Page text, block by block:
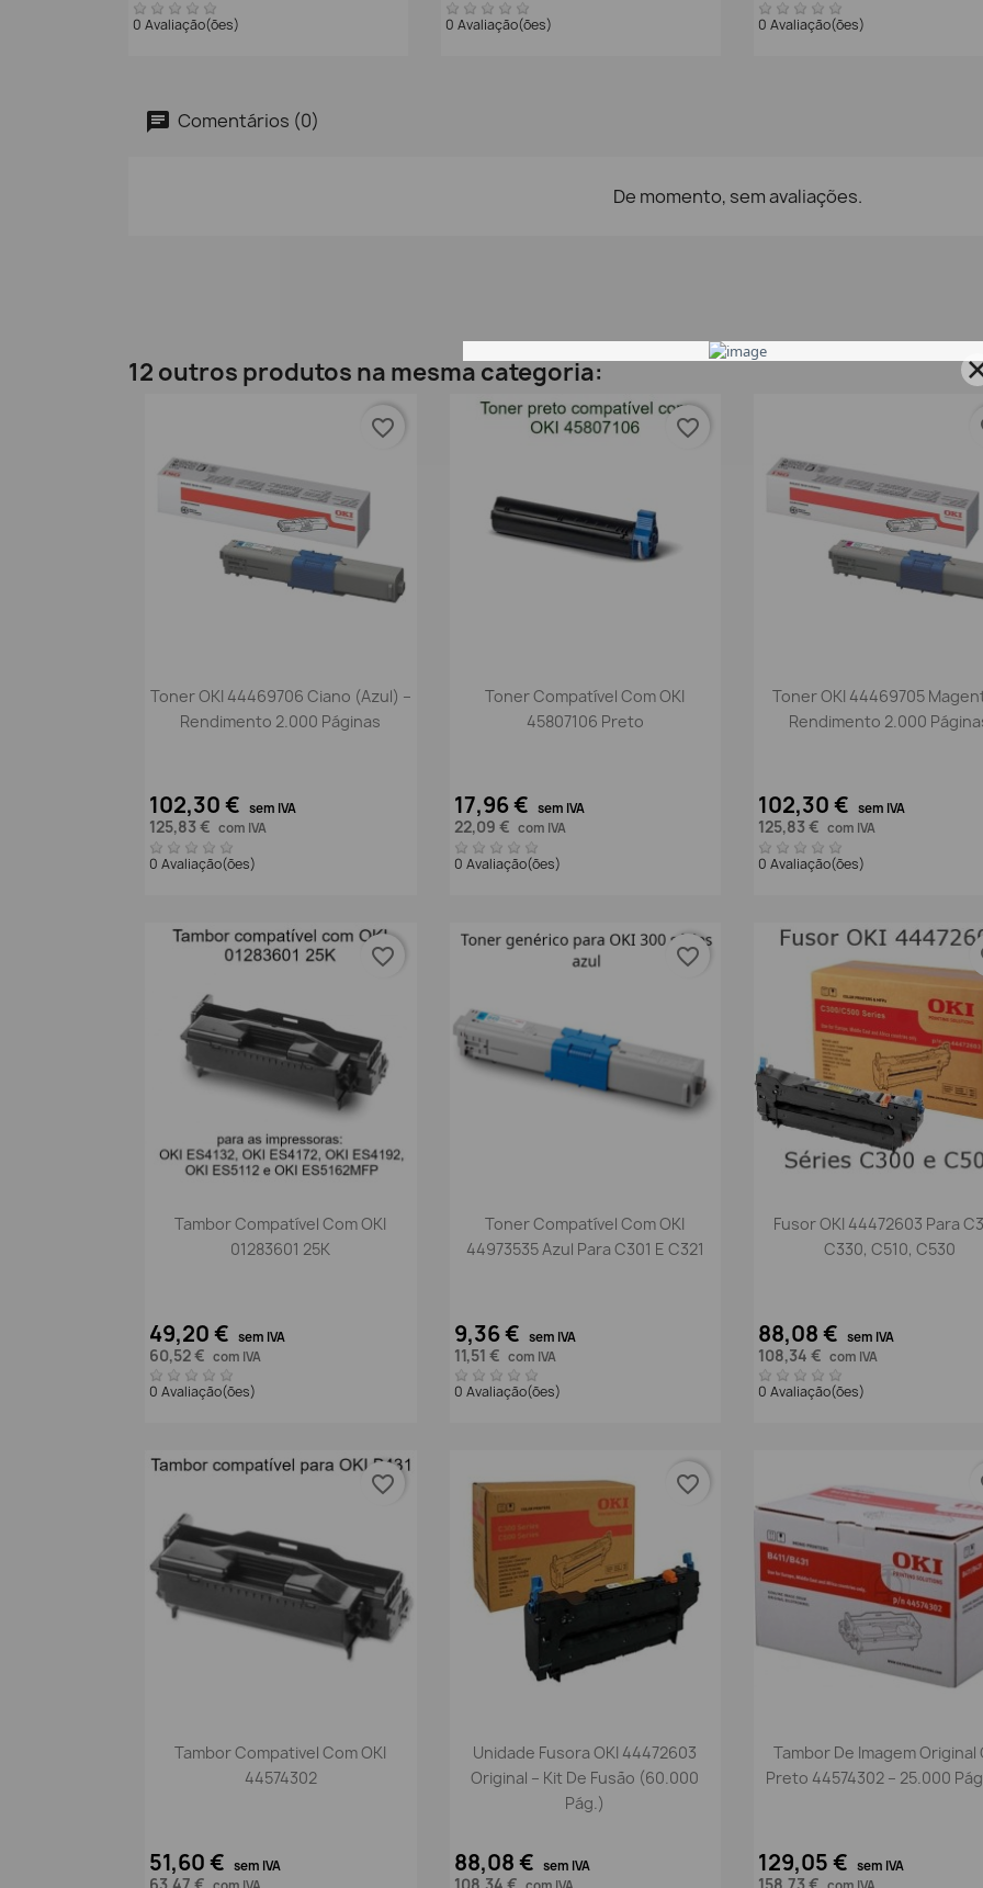
0 Avaliação(ões) 0 Avaliação(ões) 0 Avaliação(ões)
Comentários (0)
De momento, sem avaliações.
12 outros produtos na mesma categoria:
Vista rápida
Toner OKI 44469706 Ciano (Azul) –
Rendimento 2.000 Páginas
102,30 € sem IVA
125,83 € com IVA
0 Avaliação(ões)
favorite_border
Vista rápida
Toner Compatível Com OKI
45807106 Preto
17,96 € sem IVA
22,09 € com IVA
0 Avaliação(ões)
favorite_border
Vista rápida
Toner OKI 44469705
Rendimento 2.000
102,30 € sem IVA
125,83 € com IVA
0 Avaliação(ões)
Vista rápida
Tambor Compatível Com OKI
01283601 25K
49,20 € sem IVA
60,52 € com IVA
0 Avaliação(ões)
favorite_border
Vista rápida
Toner Compatível Com OKI
44973535 Azul Para C301 E C321
9,36 € sem IVA
11,51 € com IVA
0 Avaliação(ões)
favorite_border
Vista rápida
Fusor OKI 44472603 Para
C330, C510, C530
88,08 € sem IVA
108,34 € com IVA
0 Avaliação(ões)
Vista rápida
Tambor Compativel Com OKI
44574302
51,60 € sem IVA
favorite_border
 Vista rápida
Unidade Fusora OKI 44472603
Original – Kit De Fusão (60.000
Pág.)
88,08 € sem IVA
favorite_border
Vista rápida
Tambor De Imagem Original
Preto 44574302 – 25.000
129,05 € sem IVA